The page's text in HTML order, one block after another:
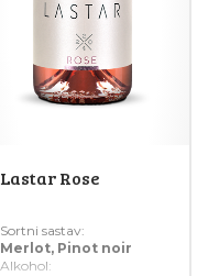
. Osim toga, vinarija Lastar
vina, što znači da se sa
kupcem nakon naručivanja
dogovara
vreme dostave u periodu
Lastar Rose
Sortni sastav:
Merlot, Pinot noir
Alkohol: